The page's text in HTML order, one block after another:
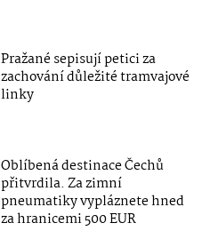
Pražané sepisují petici za
zachování důležité tramvajové
linky
Oblíbená destinace Čechů
přitvrdila. Za zimní
pneumatiky vypláznete hned
za hranicemi 500 EUR